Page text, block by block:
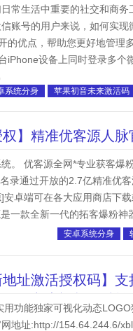
常生活中重要的社交和商
账号的用户来说，如何实
的优点，帮助您更好地管理
iPhone设备上同时登录多个
号，无需频繁登录和退出。
系统分身
苹果初音未来激活码
权】精准优客源人
。 优客源全网*专业获客爆
录通过开放的2.7亿精准优
卓端可在各大应用商店下
一款全新一代的拓客爆粉神
安卓系统分身
地址激活授权码】
图文大视频一键转
功能独家可视化动态
地址:http://154.64.244.6/